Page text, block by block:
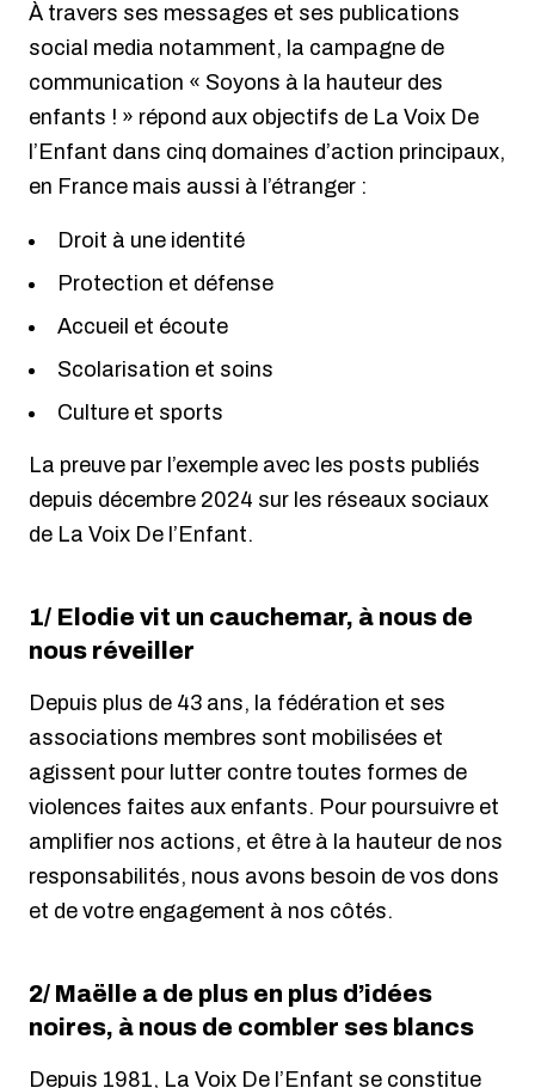
À travers ses messages et ses publications
social media notamment, la campagne de
communication « Soyons à la hauteur des
enfants ! » répond aux objectifs de La Voix De
l’Enfant dans cinq domaines d’action principaux,
en France mais aussi à l’étranger :
Droit à une identité
Protection et défense
Accueil et écoute
Scolarisation et soins
Culture et sports
La preuve par l’exemple avec les posts publiés
depuis décembre 2024 sur les réseaux sociaux
de La Voix De l’Enfant.
1/ Elodie vit un cauchemar, à nous de
nous réveiller
Depuis plus de 43 ans, la fédération et ses
associations membres sont mobilisées et
agissent pour lutter contre toutes formes de
violences faites aux enfants. Pour poursuivre et
amplifier nos actions, et être à la hauteur de nos
responsabilités, nous avons besoin de vos dons
et de votre engagement à nos côtés.
2/ Maëlle a de plus en plus d’idées
noires, à nous de combler ses blancs
Depuis 1981, La Voix De l’Enfant se constitue